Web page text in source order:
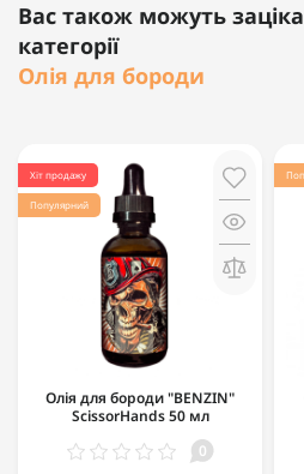
Вас також можуть
категорії
Олія для бороди
Хіт продажу
Популярний
Олія для бороди "BENZIN"
ScissorHands 50 мл
0